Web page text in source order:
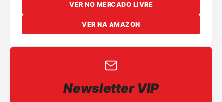
VER NO MERCADO LIVRE
VER NA AMAZON
Newsletter VIP